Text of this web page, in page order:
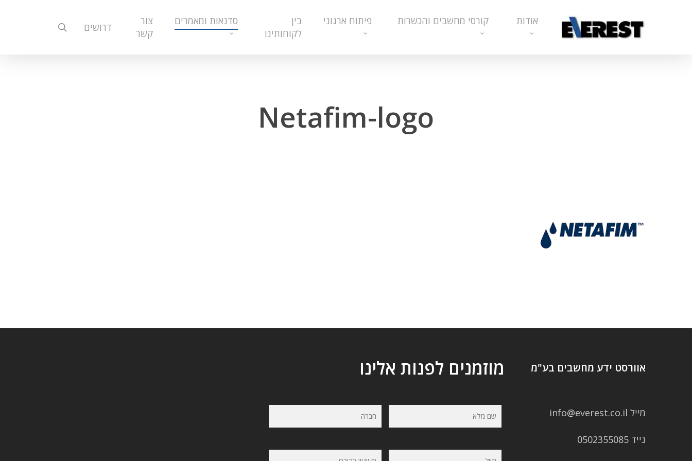
אודות קורסי מחשבים והכשרות פיתוח ארגוני
בין
לקוחותינו
סדנאות ומאמרים
צור
קשר
דרושים
Netafim-logo
אוורסט ידע מחשבים בע"מ
מייל info@everest.co.il
נייד 0502355085
מוזמנים לפנות אלינו